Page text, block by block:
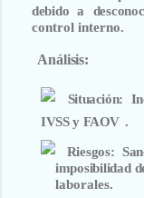
debido a
control interno.
Análisis:
Situación:
IVSS y FAOV .
Riesgos:
imposibilidad
laborales.